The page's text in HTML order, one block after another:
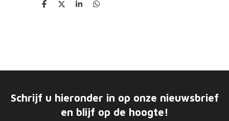
D
D
S
D
Schrijf u hieronder in op onze nieuwsbrief
en blijf op de hoogte!